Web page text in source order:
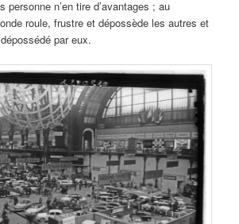
personne n’en tire d’avantages ; au
roule, frustre et dépossède les autres et
par eux.